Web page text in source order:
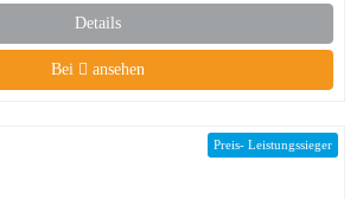
Details
Bei ansehen
Preis- Leistungssieger